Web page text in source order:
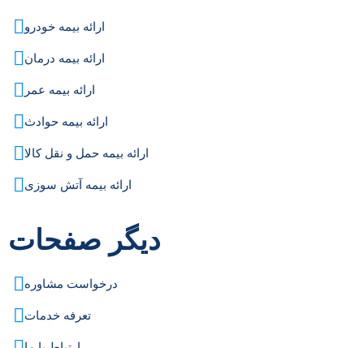
ارائه بیمه خودرو
ارائه بیمه درمان
ارائه بیمه عمر
ارائه بیمه حوادث
ارائه بیمه حمل و نقل کالا
ارائه بیمه آتش سوزی
دیگر صفحات
درخواست مشاوره
تعرفه خدمات